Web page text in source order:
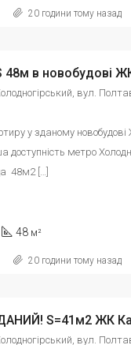
20 години тому назад
вул.
у зданому
доступність метро
48м2 […]
48 м²
20 години тому назад
вул.